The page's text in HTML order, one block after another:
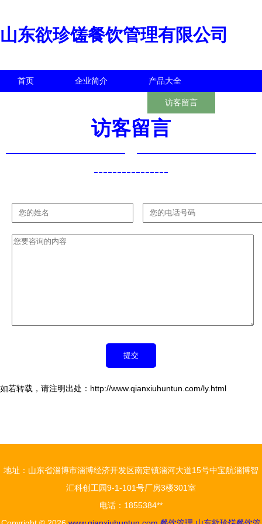
山东欲珍馐餐饮管理有限公司
首页 企业简介 产品大全
访客留言
访客留言
----------------
如若转载，请注明出处：http://www.qianxiuhuntun.com/ly.html
地址：山东省淄博市淄博经济开发区南定镇淄河大道15号中宝航淄博智
汇科创工园9-1-101号厂房3楼301室
电话：1855384**